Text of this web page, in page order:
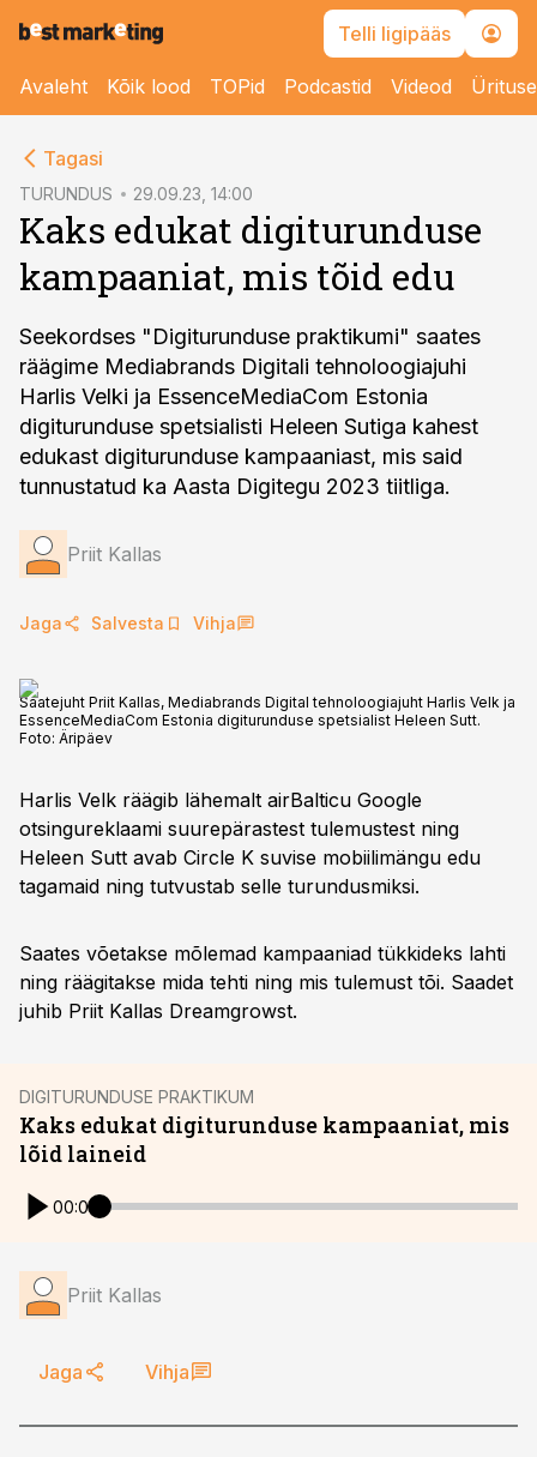
Telli ligipääs
Avaleht Kõik lood TOPid Podcastid Videod
Tagasi
TURUNDUS 29.09.23, 14:00
Kaks edukat digiturunduse
kampaaniat, mis tõid edu
Seekordses "Digiturunduse praktikumi" saates
räägime Mediabrands Digitali tehnoloogiajuhi
Harlis Velki ja EssenceMediaCom Estonia
digiturunduse spetsialisti Heleen Sutiga kahest
edukast digiturunduse kampaaniast, mis said
tunnustatud ka Aasta Digitegu 2023 tiitliga.
Priit Kallas
Jaga Salvesta Vihja
Saatejuht Priit Kallas, Mediabrands Digital tehnoloogiajuht Harlis Velk ja
EssenceMediaCom Estonia digiturunduse spetsialist Heleen Sutt.
Foto: Äripäev
Harlis Velk räägib lähemalt airBalticu Google
otsingureklaami suurepärastest tulemustest ning
Heleen Sutt avab Circle K suvise mobiilimängu edu
tagamaid ning tutvustab selle turundusmiksi.
Saates võetakse mõlemad kampaaniad tükkideks lahti
ning räägitakse mida tehti ning mis tulemust tõi. Saadet
juhib Priit Kallas Dreamgrowst.
DIGITURUNDUSE PRAKTIKUM
Kaks edukat digiturunduse kampaaniat, mis
lõid laineid
00:00
Priit Kallas
Jaga Vihja